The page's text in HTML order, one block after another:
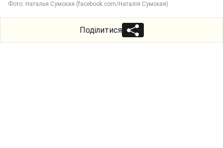
Фото: Наталья Сумская (facebook.com/Наталія Сумская)
Поділитися